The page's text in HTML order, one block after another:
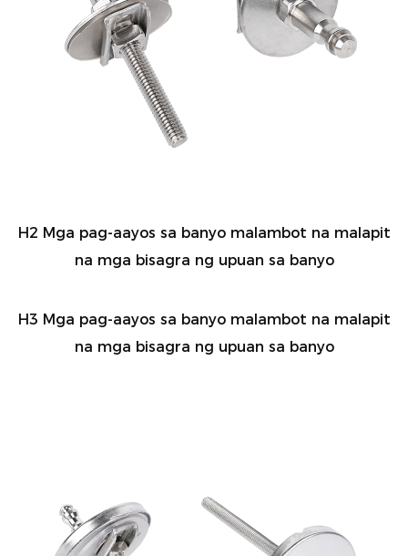
H2 Mga pag-aayos sa banyo malambot na malapit
na mga bisagra ng upuan sa banyo
H3 Mga pag-aayos sa banyo malambot na malapit
na mga bisagra ng upuan sa banyo